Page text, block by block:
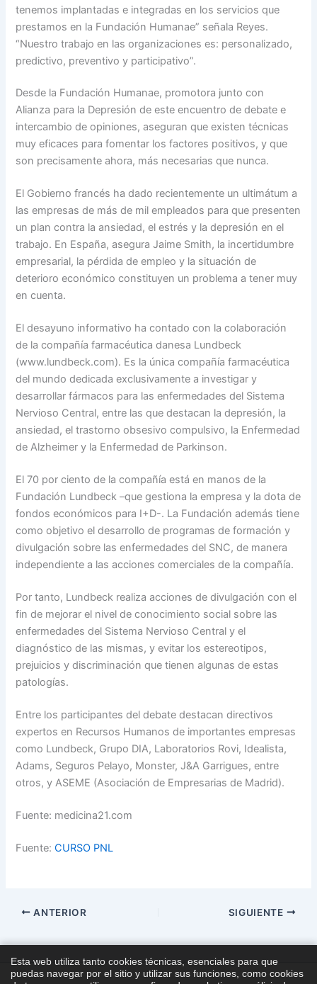
tenemos implantadas e integradas en los servicios que
prestamos en la Fundación Humanae” señala Reyes.
“Nuestro trabajo en las organizaciones es: personalizado,
predictivo, preventivo y participativo”.
Desde la Fundación Humanae, promotora junto con
Alianza para la Depresión de este encuentro de debate e
intercambio de opiniones, aseguran que existen técnicas
muy eficaces para fomentar los factores positivos, y que
son precisamente ahora, más necesarias que nunca.
El Gobierno francés ha dado recientemente un ultimátum a
las empresas de más de mil empleados para que presenten
un plan contra la ansiedad, el estrés y la depresión en el
trabajo. En España, asegura Jaime Smith, la incertidumbre
empresarial, la pérdida de empleo y la situación de
deterioro económico constituyen un problema a tener muy
en cuenta.
El desayuno informativo ha contado con la colaboración
de la compañía farmacéutica danesa Lundbeck
(www.lundbeck.com). Es la única compañía farmacéutica
del mundo dedicada exclusivamente a investigar y
desarrollar fármacos para las enfermedades del Sistema
Nervioso Central, entre las que destacan la depresión, la
ansiedad, el trastorno obsesivo compulsivo, la Enfermedad
de Alzheimer y la Enfermedad de Parkinson.
El 70 por ciento de la compañía está en manos de la
Fundación Lundbeck –que gestiona la empresa y la dota de
fondos económicos para I+D-. La Fundación además tiene
como objetivo el desarrollo de programas de formación y
divulgación sobre las enfermedades del SNC, de manera
independiente a las acciones comerciales de la compañía.
Por tanto, Lundbeck realiza acciones de divulgación con el
fin de mejorar el nivel de conocimiento social sobre las
enfermedades del Sistema Nervioso Central y el
diagnóstico de las mismas, y evitar los estereotipos,
prejuicios y discriminación que tienen algunas de estas
patologías.
Entre los participantes del debate destacan directivos
expertos en Recursos Humanos de importantes empresas
como Lundbeck, Grupo DIA, Laboratorios Rovi, Idealista,
Adams, Seguros Pelayo, Monster, J&A Garrigues, entre
otros, y ASEME (Asociación de Empresarias de Madrid).
Fuente: medicina21.com
Fuente:CURSO PNL
ANTERIOR SIGUIENTE
Esta web utiliza tanto cookies técnicas, esenciales para que
puedas navegar por el sitio y utilizar sus funciones, como cookies